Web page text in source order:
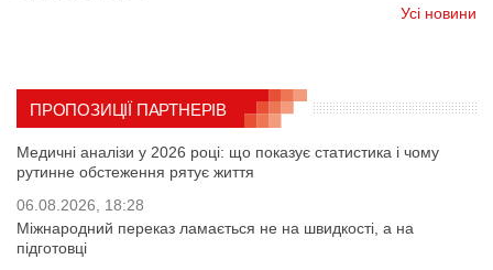
Усі новини
ПРОПОЗИЦІЇ ПАРТНЕРІВ
Медичні аналізи у 2026 році: що показує статистика і чому
рутинне обстеження рятує життя
06.08.2026, 18:28
Міжнародний переказ ламається не на швидкості, а на
підготовці